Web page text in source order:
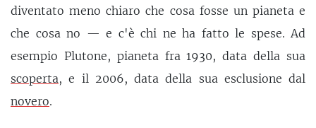
diventato meno chiaro che cosa fosse un pianeta e
che cosa no — e c'è chi ne ha fatto le spese. Ad
esempio Plutone, pianeta fra 1930, data della sua
scoperta, e il 2006, data della sua esclusione dal
novero.